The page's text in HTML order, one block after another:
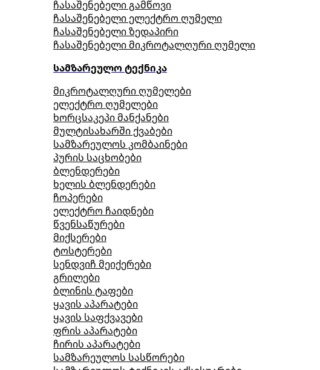
ჩასაშენებელი გამწოვი
ჩასაშენებელი ელექტრო ღუმელი
ჩასაშენებელი ზედაპირი
ჩასაშენებელი მიკროტალღური ღუმელი
სამზარეულო ტექნიკა
მიკროტალღური ღუმელები
ელექტრო ღუმელები
ხორცსაკეპი მანქანები
მულტისახარში ქვაბები
სამზარეულოს კომბაინები
პურის საცხობები
ბლენდერები
ხელის ბლენდერები
ჩოპერები
ელექტრო ჩაიდნები
წვენსაწურები
მიქსერები
ტოსტერები
სენდვიჩ მეიქერები
გრილები
ბლინის ტაფები
ყავის აპარატები
ყავის საფქვავები
ფრის აპარატები
ჩირის აპარატები
სამზარეულოს სასწორები